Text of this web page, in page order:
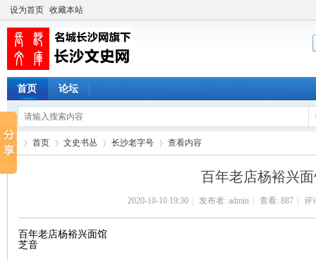
设为首页 收藏本站
首页 论坛
首页 文史书丛 长沙老字号
›
查看内容
百年老店杨裕兴
2020-10-10 19:30 发布者: admin 查看: 887 评
百年老店杨裕兴面馆
芝音